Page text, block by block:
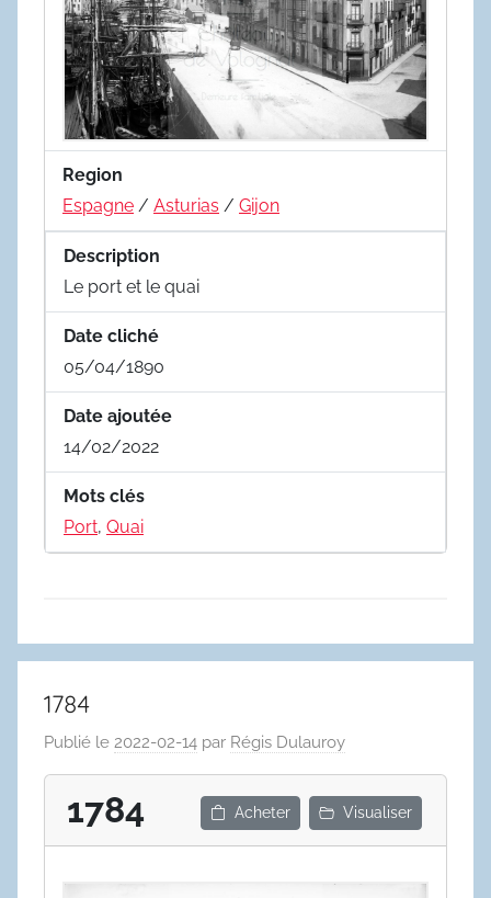
Region
Espagne / Asturias / Gijon
Description
Le port et le quai
Date cliché
05/04/1890
Date ajoutée
14/02/2022
Mots clés
Port, Quai
1784
Publié le 2022-02-14 par Régis Dulauroy
1784 Acheter Visualiser